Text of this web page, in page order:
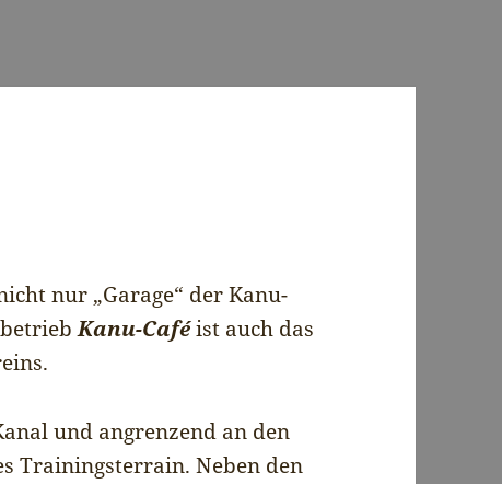
nur „Garage“ der Kanu-
Kanu-Caféist auch das
und angrenzend an den
Trainingsterrain. Neben den